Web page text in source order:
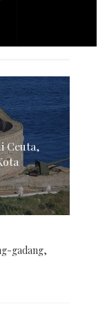
Ceuta,
gadang,